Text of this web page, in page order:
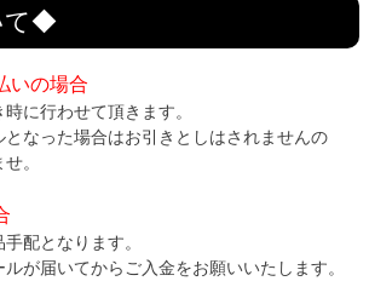
て◆
いの場合
に行わせて頂きます。
となった場合はお引きとしはされませんの
。
配となります。
ルが届いてからご入金をお願いいたします。